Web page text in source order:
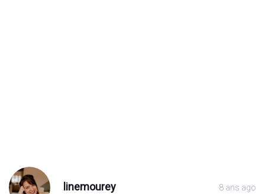
Post
commentlinemourey 8 ans ago
Post
comment
Post
comment
Post
comment
Post
comment
Post
comment
Post
comment
Post
comment
Post
comment
Post
comment
Post
comment
Post
comment
Post
comment
Post
comment
Post
comment
Post
comment
Post
comment
Post
comment
Post
comment
Post
comment
Post
comment
Post
comment
Post
comment
Post
comment
Post
comment
Post
comment
Post
comment
Post
comment
Post
comment
Post
comment
Post
comment
Post
comment
Post
comment
Post
comment
Post
comment
Post
comment
Post
comment
Post
comment
Post
comment
Post
comment
Post
comment
Post
comment
Post
comment
Post
comment
Post
comment
Post
comment
Post
comment
Post
comment
Post
comment
Post
comment
Post
comment
Post
comment
Post
comment
Post
comment
Post
comment
Post
comment